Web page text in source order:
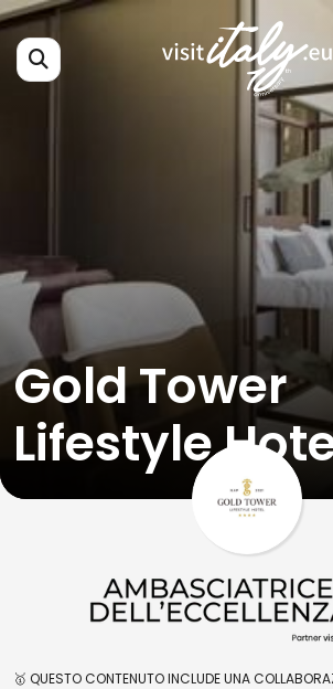
Gold Tower
Lifestyle
🥇 QUESTO CONTENUTO INCLUDE UNA